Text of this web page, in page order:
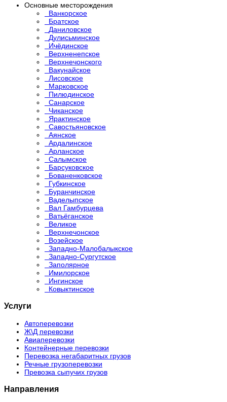
Основные месторождения
Ванкорское
Братское
Даниловское
Дулисьминское
Ичёдинское
Верхненепское
Верхнечонского
Вакунайское
Лисовское
Марковское
Пилюдинское
Санарское
Чиканское
Ярактинское
Савостьяновское
Аянское
Ардалинское
Арланское
Салымское
Барсуковское
Бованенковское
Губкинское
Буранчинское
Ваделыпское
Вал Гамбурцева
Ватьёганское
Великое
Верхнечонское
Возейское
Западно-Малобалыкское
Западно-Сургутское
Заполярное
Имилорское
Ингинское
Ковыктинское
Услуги
Автоперевозки
Ж\Д перевозки
Авиаперевозки
Контейнерные перевозки
Перевозка негабаритных грузов
Речные грузоперевозки
Превозка сыпучих грузов
Направления